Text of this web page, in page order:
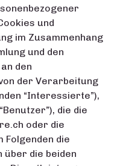
und
im Zusammenhang
und den
den
der Verarbeitung
“Interessierte”),
die die
oder die
Folgenden die
über die beiden